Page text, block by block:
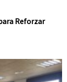
Reforzar